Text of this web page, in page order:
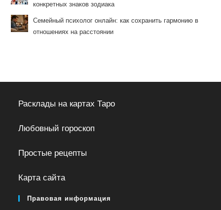
конкретных знаков зодиака
Семейный психолог онлайн: как сохранить гармонию в
отношениях на расстоянии
Расклады на картах Таро
Любовный гороскоп
Простые рецепты
Карта сайта
Правовая информация